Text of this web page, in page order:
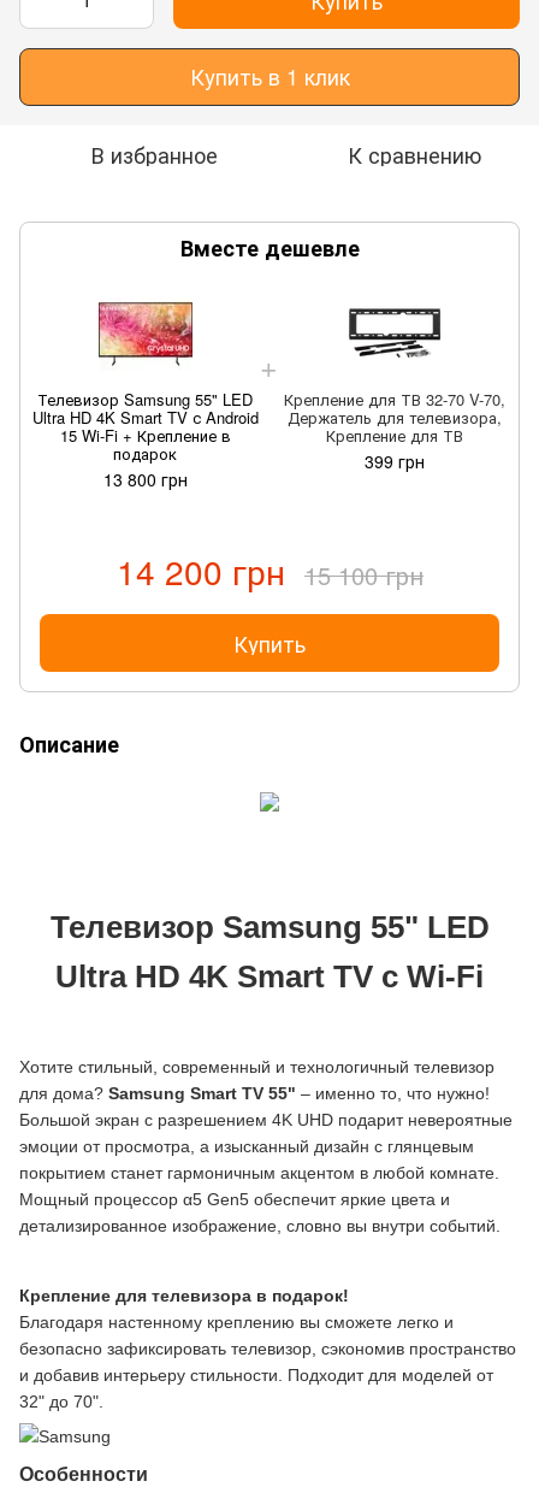
Купить в 1 клик
В избранное К сравнению
Вместе дешевле
Телевизор Samsung 55" LED
Ultra HD 4K Smart TV с Android
15 Wi-Fi + Крепление в
подарок
13 800 грн
Крепление для ТВ 32-70 V-70,
Держатель для телевизора,
Крепление для ТВ
399 грн
14 200 грн 15 100 грн
Купить
Описание
Телевизор Samsung 55" LED
Ultra HD 4K Smart TV с Wi-Fi
Хотите стильный, современный и технологичный телевизор
для дома? Samsung Smart TV 55" – именно то, что нужно!
Большой экран с разрешением 4K UHD подарит невероятные
эмоции от просмотра, а изысканный дизайн с глянцевым
покрытием станет гармоничным акцентом в любой комнате.
Мощный процессор α5 Gen5 обеспечит яркие цвета и
детализированное изображение, словно вы внутри событий.
Крепление для телевизора в подарок!
Благодаря настенному креплению вы сможете легко и
безопасно зафиксировать телевизор, сэкономив пространство
и добавив интерьеру стильности. Подходит для моделей от
32" до 70".
Особенности